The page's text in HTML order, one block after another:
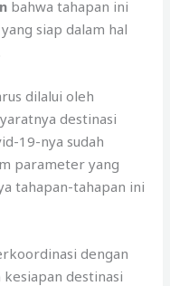
bahwa tahapan ini
siap dalam hal
dilalui oleh
destinasi
19-nya sudah
parameter yang
tahapan-tahapan ini
dengan
destinasi